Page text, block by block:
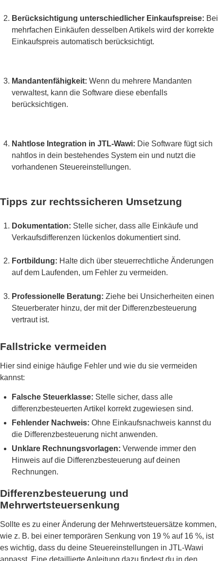
Berücksichtigung unterschiedlicher Einkaufspreise: Bei
mehrfachen Einkäufen desselben Artikels wird der korrekte
Einkaufspreis automatisch berücksichtigt.
Mandantenfähigkeit: Wenn du mehrere Mandanten
verwaltest, kann die Software diese ebenfalls
berücksichtigen.
Nahtlose Integration in JTL-Wawi: Die Software fügt sich
nahtlos in dein bestehendes System ein und nutzt die
vorhandenen Steuereinstellungen.
Tipps zur rechtssicheren Umsetzung
Dokumentation: Stelle sicher, dass alle Einkäufe und
Verkaufsdifferenzen lückenlos dokumentiert sind.
Fortbildung: Halte dich über steuerrechtliche Änderungen
auf dem Laufenden, um Fehler zu vermeiden.
Professionelle Beratung: Ziehe bei Unsicherheiten einen
Steuerberater hinzu, der mit der Differenzbesteuerung
vertraut ist.
Fallstricke vermeiden
Hier sind einige häufige Fehler und wie du sie vermeiden
kannst:
Falsche Steuerklasse: Stelle sicher, dass alle
differenzbesteuerten Artikel korrekt zugewiesen sind.
Fehlender Nachweis: Ohne Einkaufsnachweis kannst du
die Differenzbesteuerung nicht anwenden.
Unklare Rechnungsvorlagen: Verwende immer den
Hinweis auf die Differenzbesteuerung auf deinen
Rechnungen.
Differenzbesteuerung und
Mehrwertsteuersenkung
Sollte es zu einer Änderung der Mehrwertsteuersätze kommen,
wie z. B. bei einer temporären Senkung von 19 % auf 16 %, ist
es wichtig, dass du deine Steuereinstellungen in JTL-Wawi